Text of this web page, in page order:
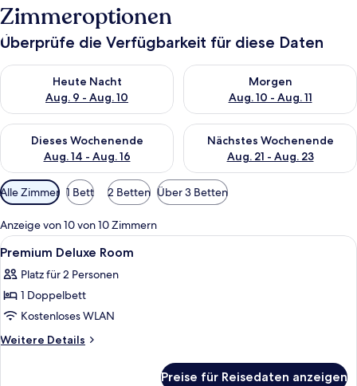
Zimmeroptionen
Überprüfe die Verfügbarkeit für diese Daten
Heute Nacht
Aug. 9 - Aug. 10
Überprüfe die Verfügbarkeit für heute Nacht, Aug. 9 - Aug.
Morgen
Aug. 10 - Aug. 11
Überprüfe die Verfügbarkeit
Dieses Wochenende
Aug. 14 - Aug. 16
Überprüfe die Verfügbarkeit für dieses Wochenende, Aug. 14
Nächstes Wochenende
Aug. 21 - Aug. 23
Überprüfe die Verfügbarkeit
Verfügbare
Filter
für
Zimmer
Alle Zimmer 1 Bett 2 Betten Über 3 Betten
Anzeige von 10 von 10 Zimmern
Alle
Fotos
für
Premium
Deluxe
Room
Ein modernes Hotelzimmer mit
5
Premium Deluxe Room
Platz für 2 Personen
1 Doppelbett
Kostenloses WLAN
Weitere Details
Weitere
Preise für Reisedaten anzeigen